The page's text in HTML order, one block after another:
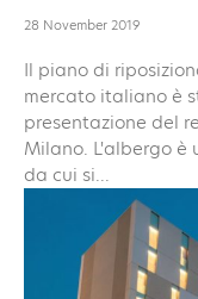
28 November 2019
Il piano di
mercato italiano è
presentazione del
Milano. L'albergo è
da cui si...